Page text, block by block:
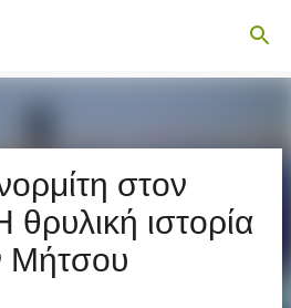
κύριο περιεχόμενο
στον
θρυλική ιστορία
Μήτσου